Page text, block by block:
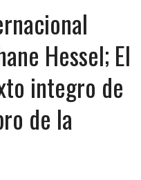
Hessel; El
integro de
de la